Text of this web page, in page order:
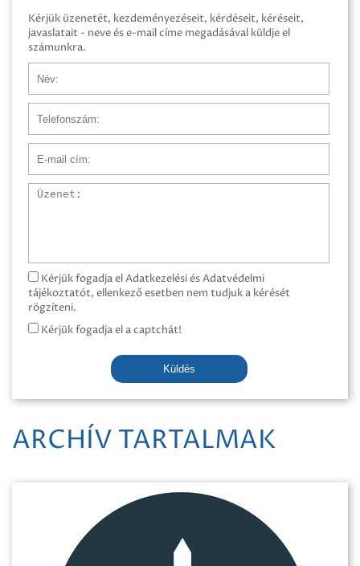
Kérjük üzenetét, kezdeményezéseit, kérdéseit, kéréseit,
javaslatait - neve és e-mail címe megadásával küldje el
számunkra.
Üzenet
Kérjük fogadja el Adatkezelési és Adatvédelmi
tájékoztatót, ellenkező esetben nem tudjuk a kérését
rögzíteni.
Kérjük fogadja el a captchát!
Küldés
ARCHÍV TARTALMAK